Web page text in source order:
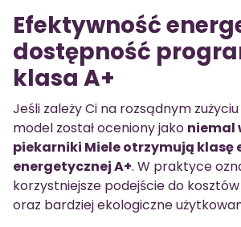
Efektywność
dostępność
klasa A+
Jeśli zależy Ci na rozsądnym
model został oceniony jako niemal
piekarniki Miele otrzymują klasę
energetycznej A+. W praktyce
korzystniejsze podejście do
oraz bardziej ekologiczne